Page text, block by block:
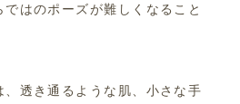
ではのポーズが難しくなること
、透き通るような肌、小さな手